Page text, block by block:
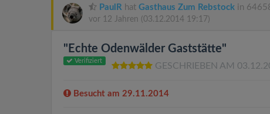
PaulR hat Gasthaus Zum Rebstock in
vor 12 Jahren (03.12.2014 19:17)
"Echte Odenwälder Gaststätte"
Verifiziert
GESCHRIEBEN AM
Besucht am 29.11.2014